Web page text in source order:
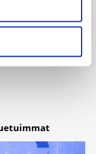
ja miten
vain
ja analytiikka-
näitä